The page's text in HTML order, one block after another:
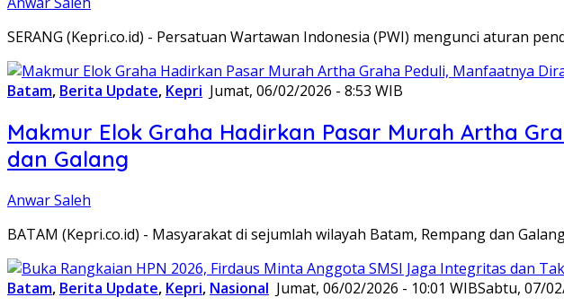
SERANG (Kepri.co.id) - Persatuan Wartawan Indonesia (PWI) mengunci aturan
Batam, Berita Update, Kepri Jumat, 06/02/2026 - 8:53 WIB
Makmur Elok Graha Hadirkan Pasar Murah Artha
dan Galang
Anwar Saleh
BATAM (Kepri.co.id) - Masyarakat di sejumlah wilayah Batam, Rempang dan
Batam, Berita Update, Kepri, Nasional Jumat, 06/02/2026 - 10:01 WIBSabtu, 07/